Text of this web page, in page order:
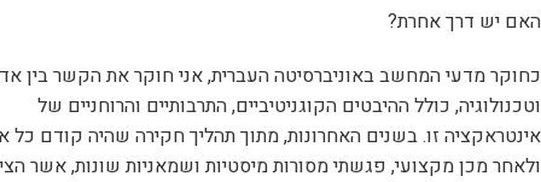
האם יש דרך אחרת?
כחוקר מדעי המחשב באוניברסיטה העברית, אני חוקר את הקשר בין
וטכנולוגיה, כולל ההיבטים הקוגניטיביים, התרבותיים והרוחניים של
אינטראקציה זו. בשנים האחרונות, מתוך תהליך חקירה שהיה קודם כל
ולאחר מכן מקצועי, פגשתי מסורות מיסטיות ושמאניות שונות, אשר